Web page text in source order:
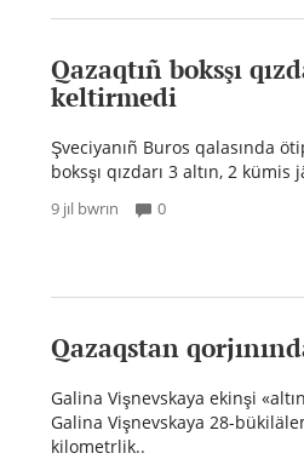
Qazaqtıñ boksşı
keltirmedi
Şveciyanıñ Buros qalasında
boksşı qızdarı 3 altın, 2
9 jıl bwrın 0
Qazaqstan
Galina Vişnevskaya ekinşi
Galina Vişnevskaya 28-
kilometrlik..